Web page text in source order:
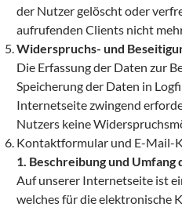
der Nutzer gelöscht oder
aufrufenden Clients nicht
Widerspruchs- und
Die Erfassung der Daten zur
Speicherung der Daten in
Internetseite zwingend
Nutzers keine
Kontaktformular und E-Mail-
1. Beschreibung und
Auf unserer Internetseite ist
welches für die elektronische